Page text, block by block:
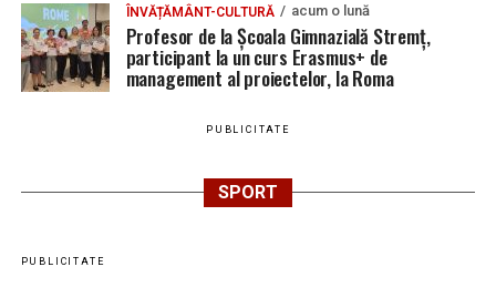
ÎNVĂȚĂMÂNT-CULTURĂ acum o lună
Profesor de la Școala Gimnazială Stremț,
participant la un curs Erasmus+ de
management al proiectelor, la Roma
PUBLICITATE
SPORT
PUBLICITATE